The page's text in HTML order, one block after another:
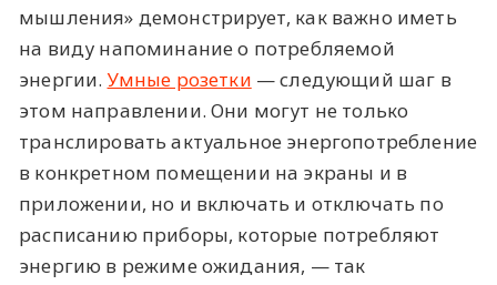
мышления» демонстрирует, как важно иметь
на виду напоминание о потребляемой
энергии. Умные розетки — следующий шаг в
этом направлении. Они могут не только
транслировать актуальное энергопотребление
в конкретном помещении на экраны и в
приложении, но и включать и отключать по
расписанию приборы, которые потребляют
энергию в режиме ожидания, — так